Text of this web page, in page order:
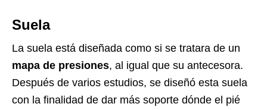
Suela
La suela está diseñada como si se tratara de un
mapa de presiones, al igual que su antecesora.
Después de varios estudios, se diseñó esta suela
con la finalidad de dar más soporte dónde el pié